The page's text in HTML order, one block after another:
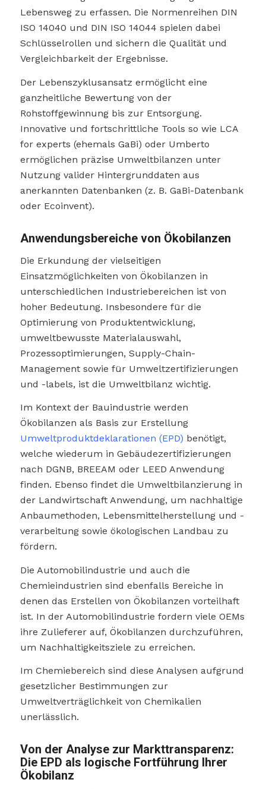
Lebensweg zu erfassen. Die Normenreihen DIN
ISO 14040 und DIN ISO 14044 spielen dabei
Schlüsselrollen und sichern die Qualität und
Vergleichbarkeit der Ergebnisse.
Der Lebenszyklusansatz ermöglicht eine
ganzheitliche Bewertung von der
Rohstoffgewinnung bis zur Entsorgung.
Innovative und fortschrittliche Tools so wie LCA
for experts (ehemals GaBi) oder Umberto
ermöglichen präzise Umweltbilanzen unter
Nutzung valider Hintergrunddaten aus
anerkannten Datenbanken (z. B. GaBi-Datenbank
oder Ecoinvent).
Anwendungsbereiche von Ökobilanzen
Die Erkundung der vielseitigen
Einsatzmöglichkeiten von Ökobilanzen in
unterschiedlichen Industriebereichen ist von
hoher Bedeutung. Insbesondere für die
Optimierung von Produktentwicklung,
umweltbewusste Materialauswahl,
Prozessoptimierungen, Supply-Chain-
Management sowie für Umweltzertifizierungen
und -labels, ist die Umweltbilanz wichtig.
Im Kontext der Bauindustrie werden
Ökobilanzen als Basis zur Erstellung
Umweltproduktdeklarationen (EPD) benötigt,
welche wiederum in Gebäudezertifizierungen
nach DGNB, BREEAM oder LEED Anwendung
finden. Ebenso findet die Umweltbilanzierung in
der Landwirtschaft Anwendung, um nachhaltige
Anbaumethoden, Lebensmittelherstellung und -
verarbeitung sowie ökologischen Landbau zu
fördern.
Die Automobilindustrie und auch die
Chemieindustrien sind ebenfalls Bereiche in
denen das Erstellen von Ökobilanzen vorteilhaft
ist. In der Automobilindustrie fordern viele OEMs
ihre Zulieferer auf, Ökobilanzen durchzuführen,
um Nachhaltigkeitsziele zu erreichen.
Im Chemiebereich sind diese Analysen aufgrund
gesetzlicher Bestimmungen zur
Umweltverträglichkeit von Chemikalien
unerlässlich.
Von der Analyse zur Markttransparenz:
Die EPD als logische Fortführung Ihrer
Ökobilanz